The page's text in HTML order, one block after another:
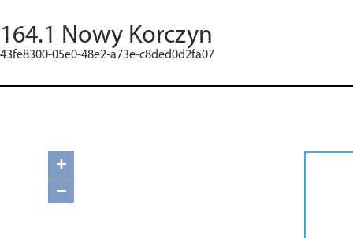
164.1 Nowy Korczyn
43fe8300-05e0-48e2-a73e-c8ded0d2fa07
+
−